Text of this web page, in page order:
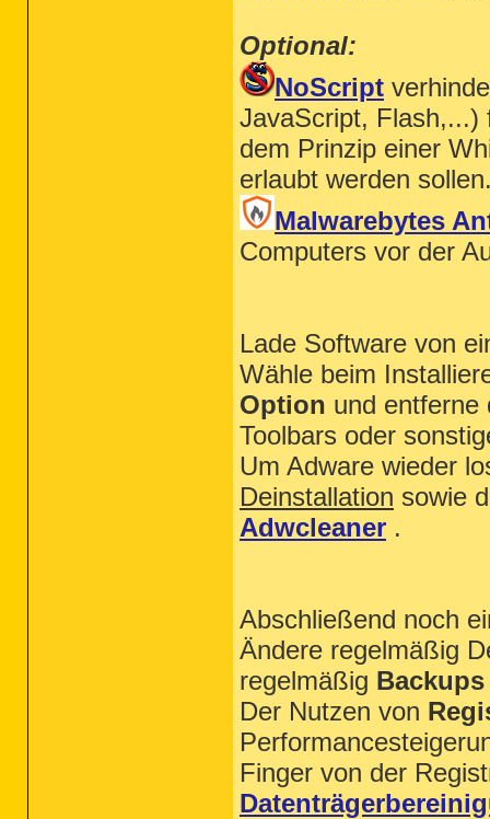
Optional:
NoScript
JavaScript, Flash,...)
dem Prinzip einer
erlaubt werden
Malwarebytes
Computers vor der
Lade Software von
Wähle beim
Option und entferne
Toolbars oder
Um Adware wieder
Deinstallation sowie
Adwcleaner .
Abschließend noch
Ändere regelmäßig
regelmäßig Backups
Der Nutzen von
Finger von der